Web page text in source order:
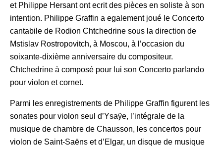
et Philippe Hersant ont ecrit des pièces en soliste à son
intention. Philippe Graffin a egalement joué Ie Concerto
cantabile de Rodion Chtchedrine sous la direction de
Mstislav Rostropovitch, à Moscou, à l’occasion du
soixante-dixième anniversaire du compositeur.
Chtchedrine à composé pour lui son Concerto parlando
pour violon et cornet.
Parmi les enregistrements de Philippe Graffin figurent les
sonates pour violon seul d’Ysaÿe, l’intégrale de la
musique de chambre de Chausson, les concertos pour
violon de Saint-Saëns et d’Elgar, un disque de musique